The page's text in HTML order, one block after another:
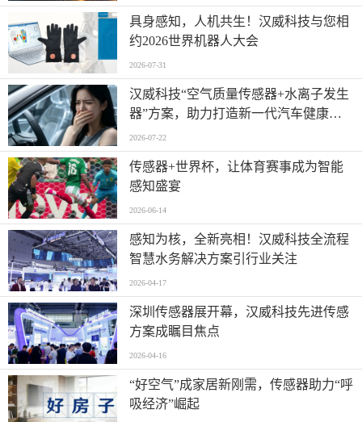
具身感知，人机共生！汉威科技与您相
约2026世界机器人大会
2026-07-31
汉威科技“空气质量传感器+水离子发生
器”方案，助力打造新一代汽车健康座
舱
2026-07-22
传感器+世界杯，让体育赛事成为智能
感知盛宴
2026-06-14
感知为核，全新亮相！汉威科技全流程
智慧水务解决方案引行业关注
2026-04-17
深圳传感器展开幕，汉威科技先进传感
方案成瞩目焦点
2026-04-16
“好空气”成家居新刚需，传感器助力“呼
吸经济”崛起